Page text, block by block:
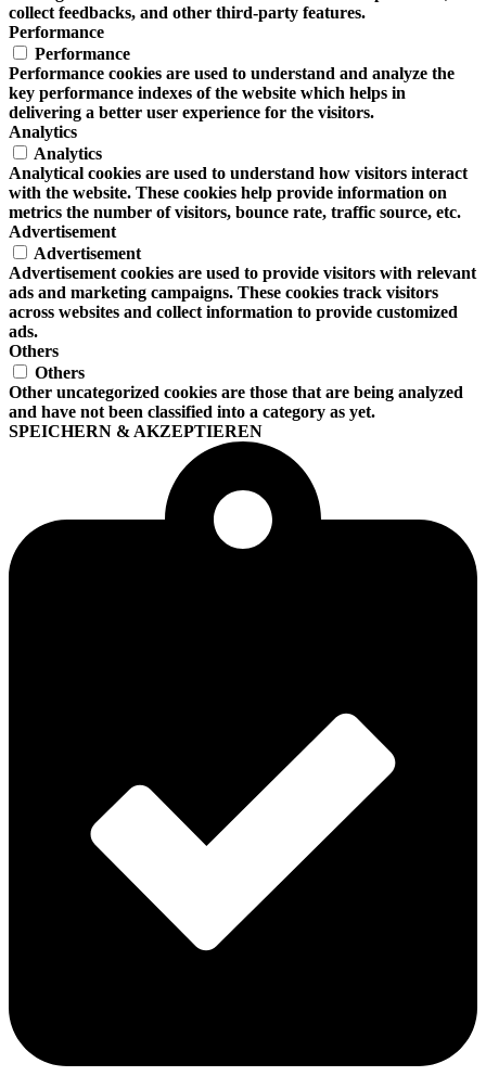
collect feedbacks, and other third-party features.
Performance
Performance
Performance cookies are used to understand and analyze the
key performance indexes of the website which helps in
delivering a better user experience for the visitors.
Analytics
Analytics
Analytical cookies are used to understand how visitors interact
with the website. These cookies help provide information on
metrics the number of visitors, bounce rate, traffic source, etc.
Advertisement
Advertisement
Advertisement cookies are used to provide visitors with relevant
ads and marketing campaigns. These cookies track visitors
across websites and collect information to provide customized
ads.
Others
Others
Other uncategorized cookies are those that are being analyzed
and have not been classified into a category as yet.
SPEICHERN & AKZEPTIEREN